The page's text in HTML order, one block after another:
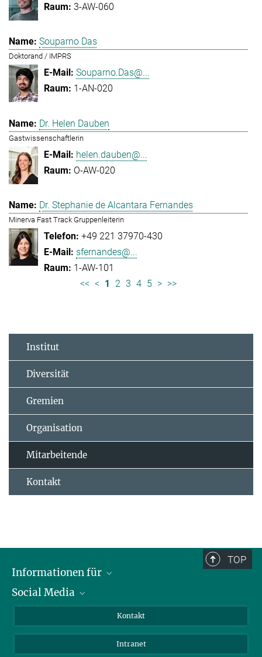
3-AW-060
Souparno Das
Doktorand / IMPRS
Souparno.Das@...
1-AN-020
Dr. Helen Dauben
Gastwissenschaftlerin
helen.dauben@...
O-AW-020
Dr. Stephanie de Alcantara Fernandes
Minerva Fast Track Gruppenleiterin
+49 221 37970-430
sfernandes@...
1-AW-101
<< < 1 2 3 4 5 > >>
Institut
Diversität
Gremien
Organisation
Mitarbeitende
Kontakt
TOP
Informationen für
Bewerbende
Journalist:innen
Social Media
Bluesky
YouTube
Kontakt
Intranet